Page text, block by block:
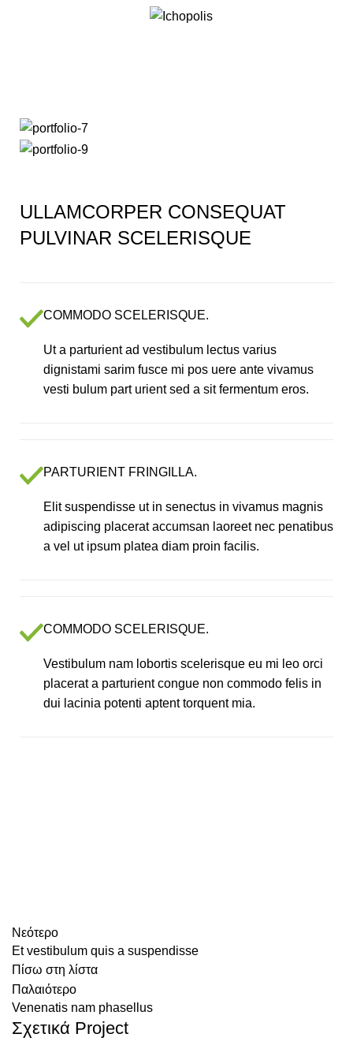
ULLAMCORPER CONSEQUAT
PULVINAR SCELERISQUE
COMMODO SCELERISQUE.
Ut a parturient ad vestibulum lectus varius
dignistami sarim fusce mi pos uere ante vivamus
vesti bulum part urient sed a sit fermentum eros.
PARTURIENT FRINGILLA.
Elit suspendisse ut in senectus in vivamus magnis
adipiscing placerat accumsan laoreet nec penatibus
a vel ut ipsum platea diam proin facilis.
COMMODO SCELERISQUE.
Vestibulum nam lobortis scelerisque eu mi leo orci
placerat a parturient congue non commodo felis in
dui lacinia potenti aptent torquent mia.
Νεότερο
Et vestibulum quis a suspendisse
Πίσω στη λίστα
Παλαιότερο
Venenatis nam phasellus
Σχετικά Project